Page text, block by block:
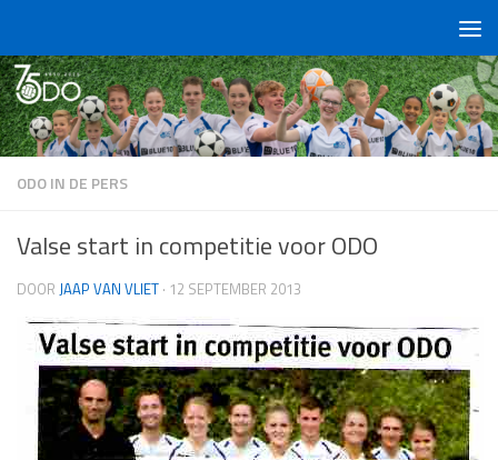
ODO IN DE PERS
Valse start in competitie voor ODO
DOOR JAAP VAN VLIET · 12 SEPTEMBER 2013